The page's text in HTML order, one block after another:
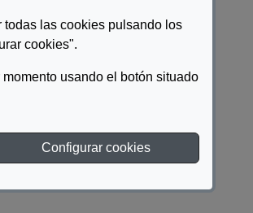
todas las cookies pulsando los
cookies".
usando el botón situado
Configurar cookies
paso a paso.